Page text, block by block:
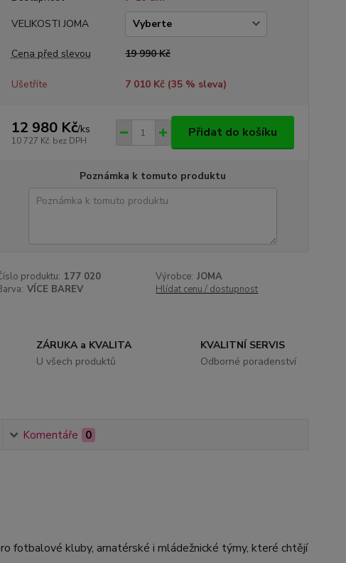
VELIKOSTI JOMA
Cena před slevou 19 990 Kč
Ušetříte 7 010 Kč (35% sleva)
12 980 Kč/ks
10 727 Kč bez DPH
Přidat do košíku
Poznámka k tomuto produktu
produktu: 177 020 Výrobce: JOMA
VÍCE BAREV Hlídat cenu / dostupnost
ZÁRUKA a KVALITA
U všech produktů
KVALITNÍ SERVIS
Odborné poradenství
Komentáře 0
fotbalové kluby, amatérské i mládežnické týmy, které chtějí